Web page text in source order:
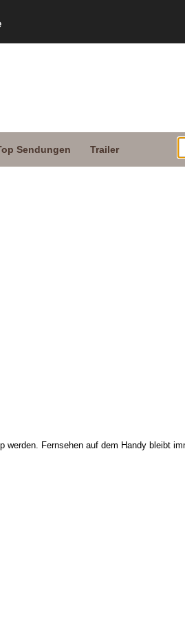
Sendungen Trailer
Fernsehen auf dem Handy bleibt